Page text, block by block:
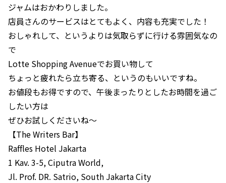
ジャムはおかわりしました。
店員さんのサービスはとてもよく、内容も充実でした！
おしゃれして、というよりは気取らずに行ける雰囲気なの
で
Lotte Shopping Avenueでお買い物して
ちょっと疲れたら立ち寄る、というのもいいですね。
お値段もお得ですので、午後まったりとしたお時間を過ご
したい方は
ぜひお試しくださいね～
【The Writers Bar】
Raffles Hotel Jakarta
1 Kav. 3-5, Ciputra World,
Jl. Prof. DR. Satrio, South Jakarta City